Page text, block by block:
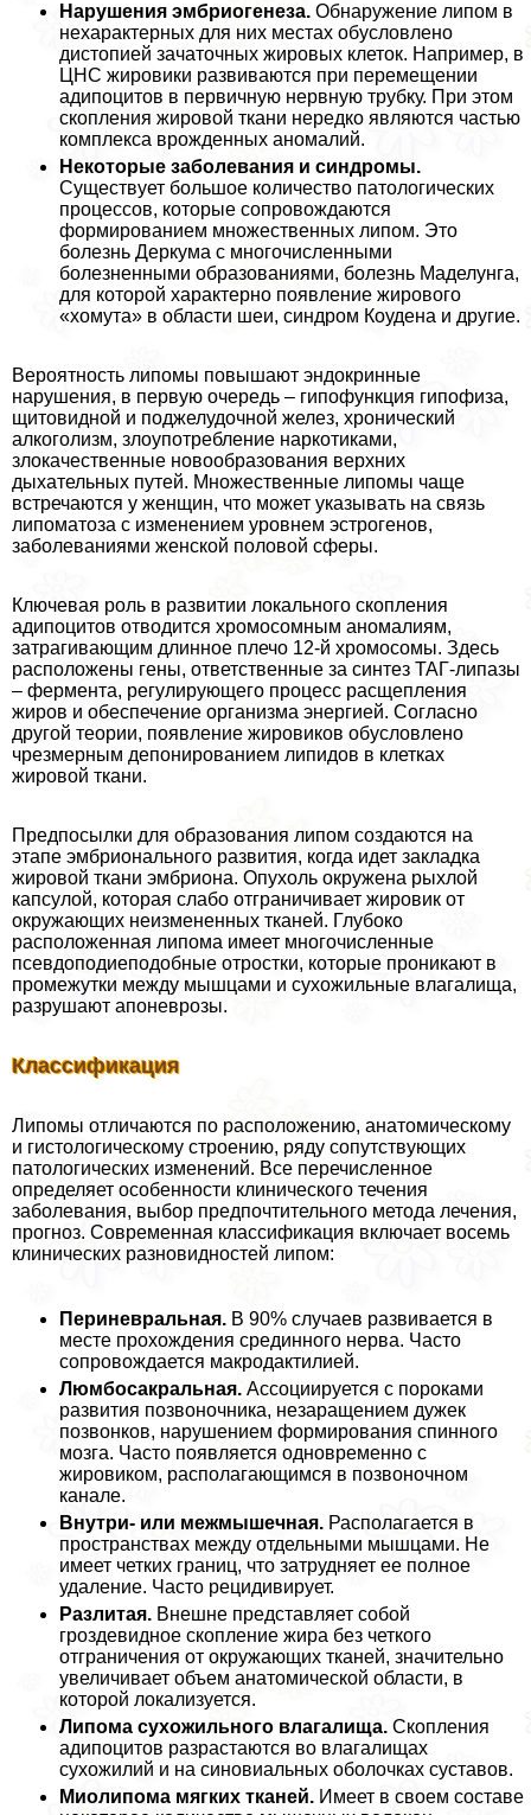
Нарушения эмбриогенеза. Обнаружение липом в
нехаpaктерных для них местах обусловлено
дистопией зачаточных жировых клеток. Например, в
ЦНС жировики развиваются при перемещении
адипоцитов в первичную нервную трубку. При этом
скопления жировой ткани нередко являются частью
комплекса врожденных аномалий.
Некоторые заболевания и синдромы.
Существует большое количество патологических
процессов, которые сопровождаются
формированием множественных липом. Это
болезнь Деркума с многочисленными
болезненными образованиями, болезнь Маделунга,
для которой хаpaктерно появление жирового
«хомута» в области шеи, синдром Коудена и другие.
Вероятность липомы повышают эндокринные
нарушения, в первую очередь – гипофункция гипофиза,
щитовидной и поджелудочной желез, хронический
алкоголизм, злоупотрeбление наркотиками,
злокачественные новообразования верхних
дыхательных путей. Множественные липомы чаще
встречаются у женщин, что может указывать на связь
липоматоза с изменением уровнем эстрогенов,
заболеваниями женской пoлoвoй сферы.
Ключевая роль в развитии локального скопления
адипоцитов отводится хромосомным аномалиям,
затрагивающим длинное плечо 12-й хромосомы. Здесь
расположены гены, ответственные за синтез ТАГ-липазы
– фермента, регулирующего процесс расщепления
жиров и обеспечение организма энергией. Согласно
другой теории, появление жировиков обусловлено
чрезмерным депонированием липидов в клетках
жировой ткани.
Предпосылки для образования липом создаются на
этапе эмбрионального развития, когда идет закладка
жировой ткани эмбриона. Опухоль окружена рыхлой
капсулой, которая слабо отграничивает жировик от
окружающих неизмененных тканей. Глубоко
расположенная липома имеет многочисленные
псевдоподиеподобные отростки, которые проникают в
промежутки между мышцами и сухожильные влагалища,
разрушают апоневрозы.
Классификация
Липомы отличаются по расположению, анатомическому
и гистологическому строению, ряду сопутствующих
патологических изменений. Все перечисленное
определяет особенности клинического течения
заболевания, выбор предпочтительного метода лечения,
прогноз. Современная классификация включает восемь
клинических разновидностей липом:
Периневральная. В 90% случаев развивается в
месте прохождения срединного нерва. Часто
сопровождается макродактилией.
Люмбосакральная. Ассоциируется с пороками
развития позвоночника, незаращением дужек
позвонков, нарушением формирования спинного
мозга. Часто появляется одновременно с
жировиком, располагающимся в позвоночном
канале.
Внутри- или межмышечная. Располагается в
прострaнcтвах между отдельными мышцами. Не
имеет четких границ, что затрудняет ее полное
удаление. Часто рецидивирует.
Разлитая. Внешне представляет собой
гроздевидное скопление жира без четкого
отграничения от окружающих тканей, значительно
увеличивает объем анатомической области, в
которой локализуется.
Липома сухожильного влагалища. Скопления
адипоцитов разрастаются во влагалищах
сухожилий и на синовиальных оболочках суставов.
Миолипома мягких тканей. Имеет в своем составе